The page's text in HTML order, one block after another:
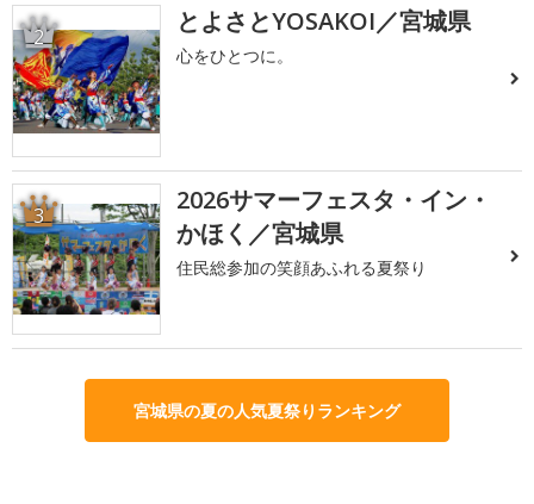
2 とよさとYOSAKOI／宮城県
心をひとつに。
3
2026サマーフェスタ・イン・
かほく／宮城県
住民総参加の笑顔あふれる夏祭り
宮城県の夏の人気夏祭りランキング